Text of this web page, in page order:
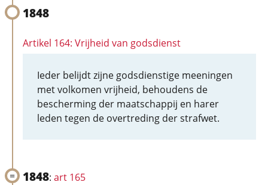
1848
Artikel 164: Vrijheid van godsdienst
Ieder belijdt zijne godsdienstige meeningen
met volkomen vrijheid, behoudens de
bescherming der maatschappij en harer
leden tegen de overtreding der strafwet.
1848: art 165